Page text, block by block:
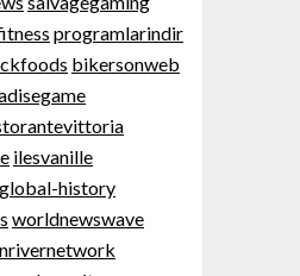
programlarindir
bikersonweb
ilesvanille
global-history
worldnewswave